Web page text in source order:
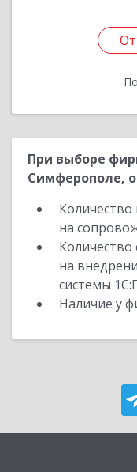
При выборе
Симферополе,
на
Количество
на
системы
Наличие у